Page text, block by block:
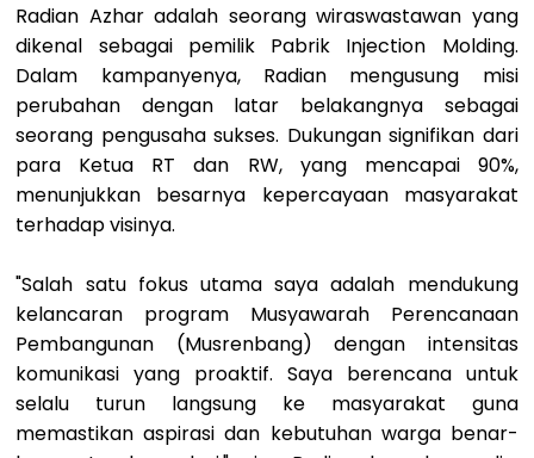
Radian Azhar adalah seorang wiraswastawan yang
dikenal sebagai pemilik Pabrik Injection Molding.
Dalam kampanyenya, Radian mengusung misi
perubahan dengan latar belakangnya sebagai
seorang pengusaha sukses. Dukungan signifikan dari
para Ketua RT dan RW, yang mencapai 90%,
menunjukkan besarnya kepercayaan masyarakat
terhadap visinya.
"Salah satu fokus utama saya adalah mendukung
kelancaran program Musyawarah Perencanaan
Pembangunan (Musrenbang) dengan intensitas
komunikasi yang proaktif. Saya berencana untuk
selalu turun langsung ke masyarakat guna
memastikan aspirasi dan kebutuhan warga benar-